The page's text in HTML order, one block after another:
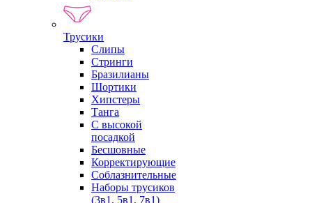
Трусики
Слипы
Стринги
Бразилианы
Шортики
Хипстеры
Танга
С высокой
посадкой
Бесшовные
Корректирующие
Соблазнительные
Наборы трусиков
(3в1, 5в1, 7в1)